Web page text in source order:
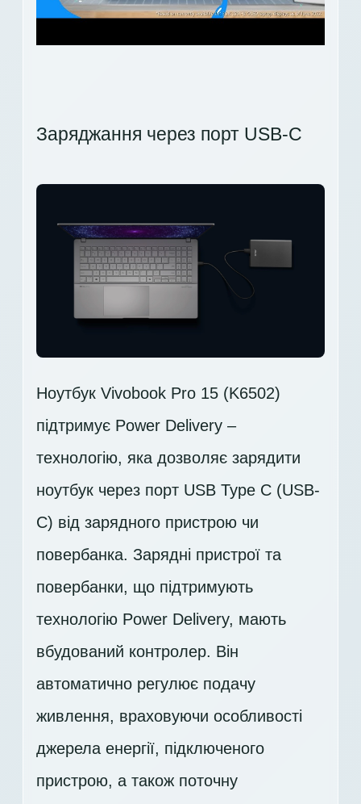
Заряджання через порт USB-C
Ноутбук Vivobook Pro 15 (K6502)
підтримує Power Delivery –
технологію, яка дозволяє зарядити
ноутбук через порт USB Type C (USB-
C) від зарядного пристрою чи
повербанка. Зарядні пристрої та
повербанки, що підтримують
технологію Power Delivery, мають
вбудований контролер. Він
автоматично регулює подачу
живлення, враховуючи особливості
джерела енергії, підключеного
пристрою, а також поточну